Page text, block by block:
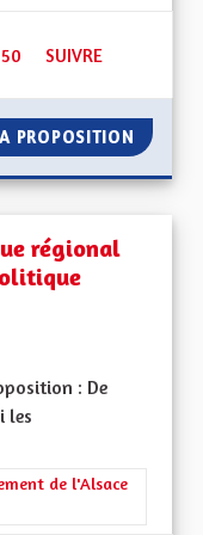
50 50 ABONNÉS
SUIVRE
PROPOSITION
régional
: De
les
Culture, l'Education et
de l'Alsace